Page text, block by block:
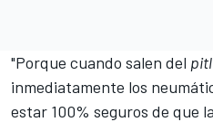
"Porque cuando salen del
inmediatamente los
estar 100% seguros de que